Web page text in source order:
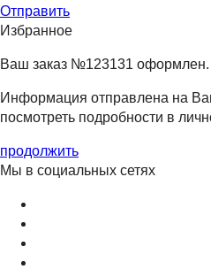
Отправить
Избранное
Ваш заказ №123131 оформлен.
Информация отправлена на
посмотреть подробности в
продолжить
Мы в социальных сетях